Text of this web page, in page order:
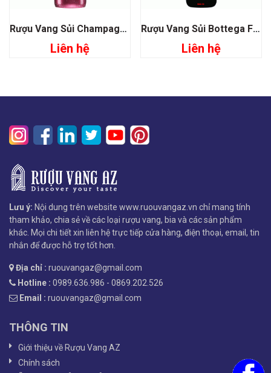
Rượu Vang Sủi Champagne Taittinger Nocturne Rose
Liên hệ
Rượu Vang Sủi Bottega Fragolino Rose
Liên hệ
Lưu ý: Nội dung trên website www.ruouvangaz.vn chỉ mang tính
tham khảo, chia sẻ về các loại rượu vang, bia và các sản phẩm
khác. Mọi chi tiết xin liên hệ trực tiếp cửa hàng, điện thoại, email, tin
nhắn để được hỗ trợ tốt hơn.
Địa chỉ : ruouvangaz@gmail.com
Hotline : 0989.636.986 - 0869.202.526
Email : ruouvangaz@gmail.com
THÔNG TIN
Giới thiệu về Rượu Vang AZ
Chính sách